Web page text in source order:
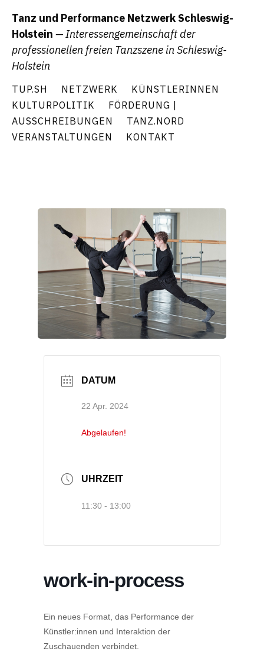
Tanz und Performance Netzwerk Schleswig-
Holstein — Interessengemeinschaft der
professionellen freien Tanzszene in Schleswig-
Holstein
TUP.SH NETZWERK
KÜNSTLERINNEN
KULTURPOLITIK
FÖRDERUNG |
AUSSCHREIBUNGEN
TANZ.NORD
VERANSTALTUNGEN
KONTAKT
DATUM
22 Apr. 2024
Abgelaufen!
UHRZEIT
11:30 - 13:00
work-in-process
Ein neues Format, das Performance der
Künstler:innen und Interaktion der
Zuschauenden verbindet.